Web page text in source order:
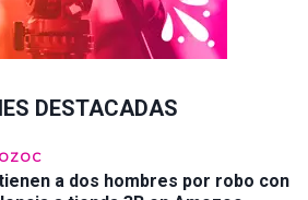
DESTACADAS
a dos hombres por robo con